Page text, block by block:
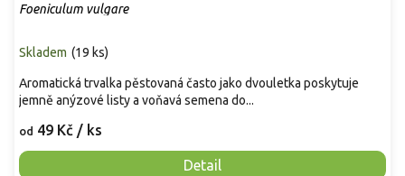
Foeniculum vulgare
Skladem (19 ks)
od 49 Kč / ks
Detail
Aromatická trvalka pěstovaná často jako dvouletka poskytuje
jemně anýzové listy a voňavá semena do...